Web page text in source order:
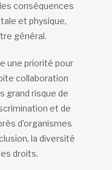
conséquences
et physique,
général.
une priorité pour
collaboration
grand risque de
et de
d’organismes
la diversité
droits.